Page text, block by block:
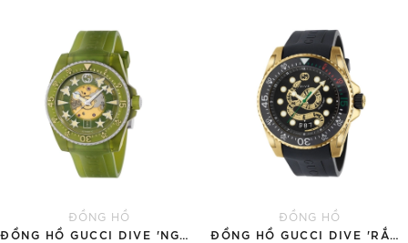
ĐỒNG HỒ
ĐỒNG HỒ GUCCI DIVE 'NGỌC BÍCH'
ĐỒNG HỒ
ĐỒNG HỒ GUCCI DIVE 'RẮN VÀNG'